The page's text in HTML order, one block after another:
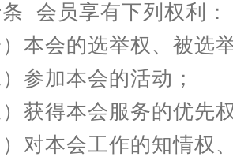
会员享有下列权利：
）本会的选举权、被选
）参加本会的活动；
）获得本会服务的优先
）对本会工作的知情权